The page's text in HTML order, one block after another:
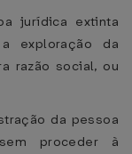
jurídica extinta
exploração da
razão social, ou
da pessoa
proceder à